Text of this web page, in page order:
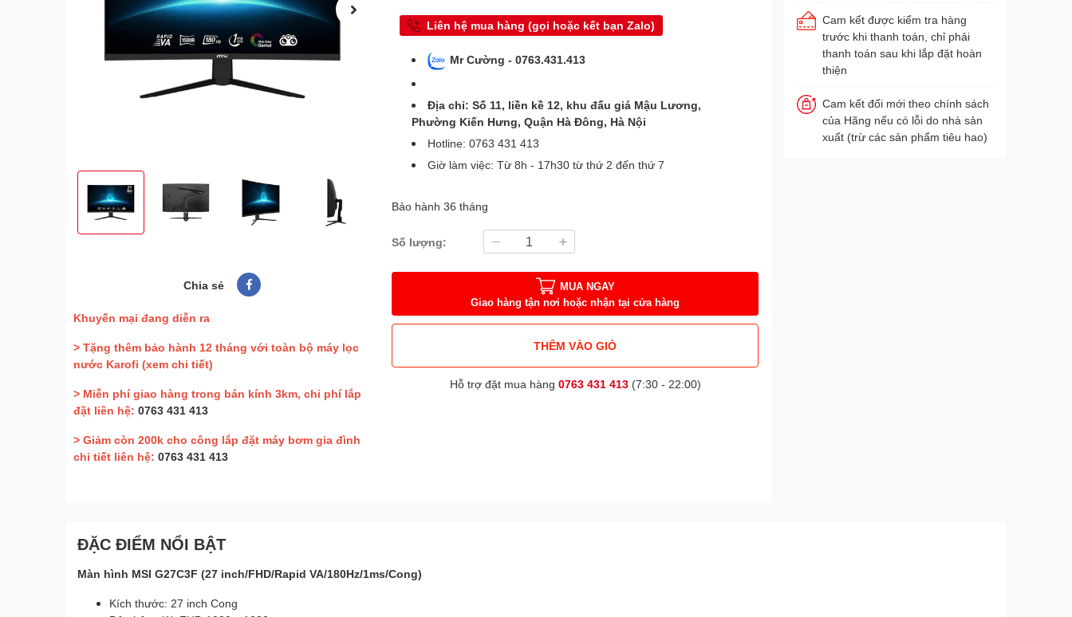
Chia sẻ
Khuyến mại đang diễn ra
> Tặng thêm bảo hành 12 tháng với toàn bộ máy lọc
nước Karofi (xem chi tiết)
> Miễn phí giao hàng trong bán kính 3km, chi phí lắp
đặt liên hệ: 0763 431 413
> Giảm còn 200k cho công lắp đặt máy bơm gia đình
chi tiết liên hệ: 0763 431 413
Liên hệ mua hàng (gọi hoặc kết bạn Zalo)
Mr Cường - 0763.431.413
Địa chỉ: Số 11, liền kề 12, khu đấu giá Mậu Lương,
Phường Kiến Hưng, Quận Hà Đông, Hà Nội
Hotline: 0763 431 413
Giờ làm việc: Từ 8h - 17h30 từ thứ 2 đến thứ 7
Bảo hành 36 tháng
Số lượng:
MUA NGAY
Giao hàng tận nơi hoặc nhận tại cửa hàng
THÊM VÀO GIỎ
Hỗ trợ đặt mua hàng 0763 431 413(7:30 - 22:00)
Cam kết được kiểm tra hàng
trước khi thanh toán, chỉ phải
thanh toán sau khi lắp đặt hoàn
thiện
Cam kết đổi mới theo chính sách
của Hãng nếu có lỗi do nhà sản
xuất (trừ các sản phẩm tiêu hao)
ĐẶC ĐIỂM NỔI BẬT
Màn hình MSI G27C3F (27 inch/FHD/Rapid VA/180Hz/1ms/Cong)
Kích thước: 27 inch Cong